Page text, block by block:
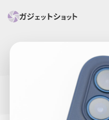
スマートホーム